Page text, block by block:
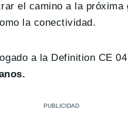
el camino a la
la conectividad.
a la Definition CE